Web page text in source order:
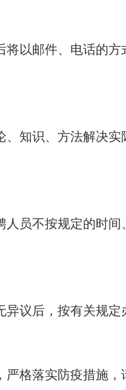
以邮件、电话的
知识、方法解决
员不按规定的时
议后，按有关规定
格落实防疫措施